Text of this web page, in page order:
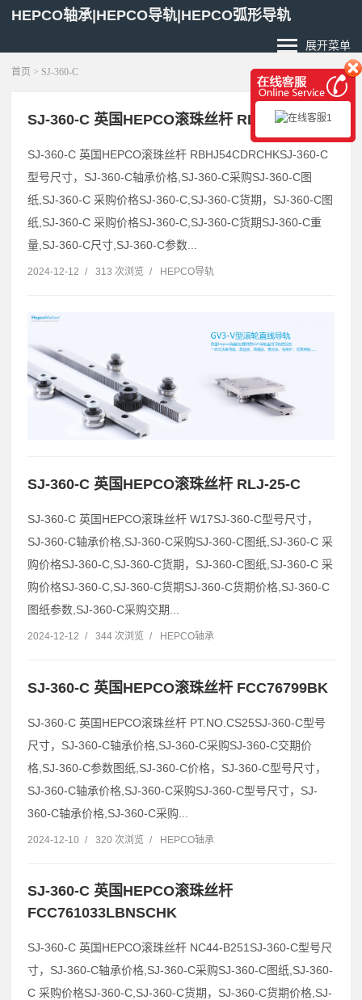
HEPCO轴承|HEPCO导轨|HEPCO弧形导轨
展开菜单
首页 > SJ-360-C
SJ-360-C 英国HEPCO滚珠丝杆 RLJ54ENS
SJ-360-C 英国HEPCO滚珠丝杆 RBHJ54CDRCHKSJ-360-C
型号尺寸，SJ-360-C轴承价格,SJ-360-C采购SJ-360-C图
纸,SJ-360-C 采购价格SJ-360-C,SJ-360-C货期，SJ-360-C图
纸,SJ-360-C 采购价格SJ-360-C,SJ-360-C货期SJ-360-C重
量,SJ-360-C尺寸,SJ-360-C参数...
2024-12-12 / 313 次浏览 / HEPCO导轨
SJ-360-C 英国HEPCO滚珠丝杆 RLJ-25-C
SJ-360-C 英国HEPCO滚珠丝杆 W17SJ-360-C型号尺寸，
SJ-360-C轴承价格,SJ-360-C采购SJ-360-C图纸,SJ-360-C 采
购价格SJ-360-C,SJ-360-C货期，SJ-360-C图纸,SJ-360-C 采
购价格SJ-360-C,SJ-360-C货期SJ-360-C货期价格,SJ-360-C
图纸参数,SJ-360-C采购交期...
2024-12-12 / 344 次浏览 / HEPCO轴承
SJ-360-C 英国HEPCO滚珠丝杆 FCC76799BK
SJ-360-C 英国HEPCO滚珠丝杆 PT.NO.CS25SJ-360-C型号
尺寸，SJ-360-C轴承价格,SJ-360-C采购SJ-360-C交期价
格,SJ-360-C参数图纸,SJ-360-C价格，SJ-360-C型号尺寸，
SJ-360-C轴承价格,SJ-360-C采购SJ-360-C型号尺寸，SJ-
360-C轴承价格,SJ-360-C采购...
2024-12-10 / 320 次浏览 / HEPCO轴承
SJ-360-C 英国HEPCO滚珠丝杆
FCC761033LBNSCHK
SJ-360-C 英国HEPCO滚珠丝杆 NC44-B251SJ-360-C型号尺
寸，SJ-360-C轴承价格,SJ-360-C采购SJ-360-C图纸,SJ-360-
C 采购价格SJ-360-C,SJ-360-C货期，SJ-360-C货期价格,SJ-